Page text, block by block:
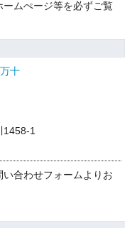
ームぺージ等を必ずご覧
十
1458-1
合わせフォームよりお